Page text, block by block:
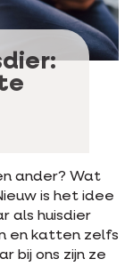
ander? Wat
is het idee
als huisdier
en katten zelfs
bij ons zijn ze